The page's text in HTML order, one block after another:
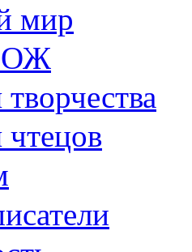
мир